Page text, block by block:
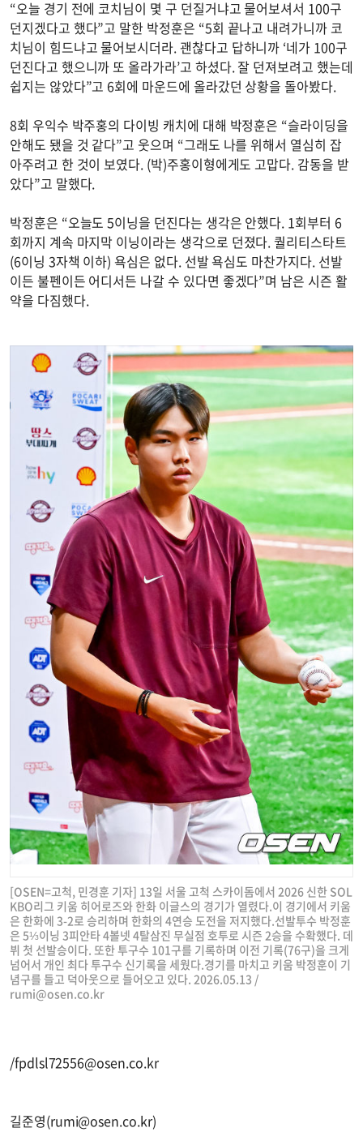
“오늘 경기 전에 코치님이 몇 구 던질거냐고 물어보셔서 100구
던지겠다고 했다”고 말한 박정훈은 “5회 끝나고 내려가니까 코
치님이 힘드냐고 물어보시더라. 괜찮다고 답하니까 ‘네가 100구
던진다고 했으니까 또 올라가라’고 하셨다. 잘 던져보려고 했는데
쉽지는 않았다”고 6회에 마운드에 올라갔던 상황을 돌아봤다.
8회 우익수 박주홍의 다이빙 캐치에 대해 박정훈은 “슬라이딩을
안해도 됐을 것 같다”고 웃으며 “그래도 나를 위해서 열심히 잡
아주려고 한 것이 보였다. (박)주홍이형에게도 고맙다. 감동을 받
았다”고 말했다.
박정훈은 “오늘도 5이닝을 던진다는 생각은 안했다. 1회부터 6
회까지 계속 마지막 이닝이라는 생각으로 던졌다. 퀄리티스타트
(6이닝 3자책 이하) 욕심은 없다. 선발 욕심도 마찬가지다. 선발
이든 불펜이든 어디서든 나갈 수 있다면 좋겠다”며 남은 시즌 활
약을 다짐했다.
[OSEN=고척, 민경훈 기자] 13일 서울 고척 스카이돔에서 2026 신한 SOL
KBO리그 키움 히어로즈와 한화 이글스의 경기가 열렸다.이 경기에서 키움
은 한화에 3-2로 승리하며 한화의 4연승 도전을 저지했다.선발투수 박정훈
은 5⅓이닝 3피안타 4볼넷 4탈삼진 무실점 호투로 시즌 2승을 수확했다. 데
뷔 첫 선발승이다. 또한 투구수 101구를 기록하며 이전 기록(76구)을 크게
넘어서 개인 최다 투구수 신기록을 세웠다.경기를 마치고 키움 박정훈이 기
념구를 들고 덕아웃으로 들어오고 있다. 2026.05.13 /
rumi@osen.co.kr
/fpdlsl72556@osen.co.kr
길준영(rumi@osen.co.kr)